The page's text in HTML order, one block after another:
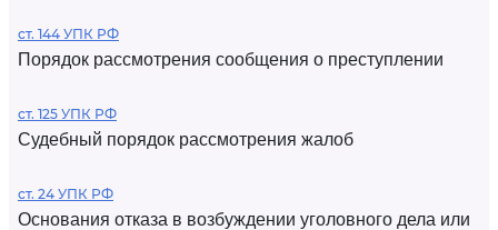
ст. 144 УПК РФ
Порядок рассмотрения сообщения о преступлении
ст. 125 УПК РФ
Судебный порядок рассмотрения жалоб
ст. 24 УПК РФ
Основания отказа в возбуждении уголовного дела или